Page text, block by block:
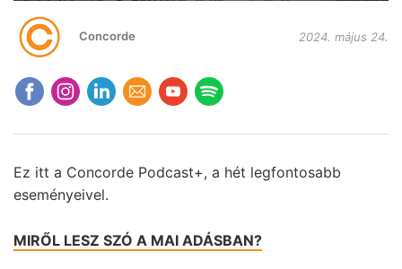
Concorde 2024. május 24.
Ez itt a Concorde Podcast+, a hét legfontosabb
eseményeivel.
MIRŐL LESZ SZÓ A MAI ADÁSBAN?